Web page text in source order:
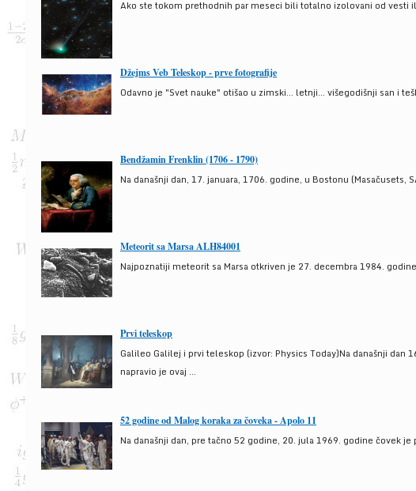
Ako ste tokom prethodnih par meseci bili totalno izolovani od vesti
Džejms Veb Teleskop - prve fotografije
Odavno je "Svet nauke" otišao u zimski... letnji... višegodišnji san i
Bendžamin Frenklin (1706 - 1790)
Na današnji dan, 17. januara, 1706. godine, u Bostonu
Meteorit sa Marsa ALH84001
Najpoznatiji meteorit sa Marsa otkriven je 27. decembra 1984.
Prvi teleskop
Galileo Galilej i prvi teleskop (izvor: Physics Today)Na današnji
napravio je ovaj ...
52 godine od Malog koraka za čoveka - Apolo 11
Na današnji dan, pre tačno 52 godine, 20. jula 1969. godine čovek